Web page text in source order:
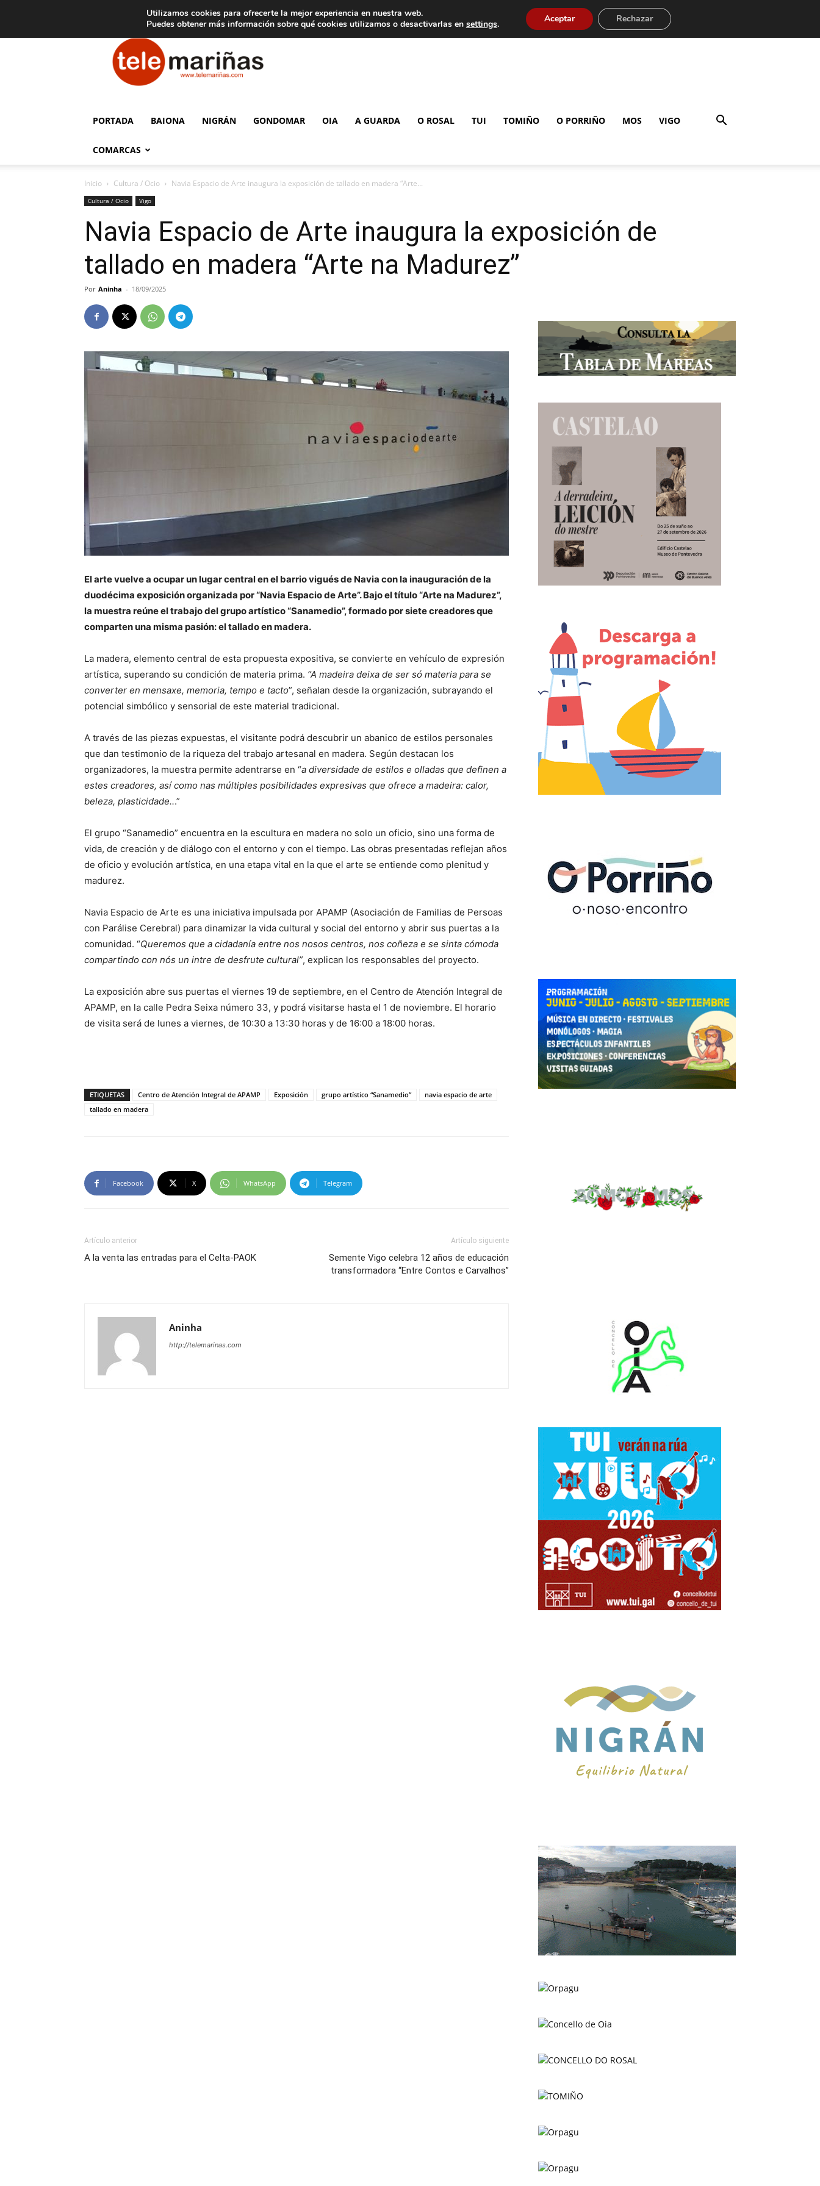
Aviso legal Tarifas de publicidad
Telemariñas
PORTADA BAIONA NIGRÁN GONDOMAR OIA A GUARDA O ROSAL TUI TOMIÑO O PORRIÑO MOS VIGO
COMARCAS
Inicio Cultura / Ocio Navia Espacio de Arte inaugura la exposición de tallado en madera “Arte...
Cultura / Ocio Vigo
Navia Espacio de Arte inaugura la exposición de
tallado en madera “Arte na Madurez”
Por Aninha - 18/09/2025
El arte vuelve a ocupar un lugar central en el barrio vigués de Navia con la inauguración de la
duodécima exposición organizada por “Navia Espacio de Arte”. Bajo el título “Arte na Madurez”,
la muestra reúne el trabajo del grupo artístico “Sanamedio”, formado por siete creadores que
comparten una misma pasión: el tallado en madera.
La madera, elemento central de esta propuesta expositiva, se convierte en vehículo de expresión
artística, superando su condición de materia prima. “A madeira deixa de ser só materia para se
converter en mensaxe, memoria, tempo e tacto”, señalan desde la organización, subrayando el
potencial simbólico y sensorial de este material tradicional.
A través de las piezas expuestas, el visitante podrá descubrir un abanico de estilos personales
que dan testimonio de la riqueza del trabajo artesanal en madera. Según destacan los
organizadores, la muestra permite adentrarse en “a diversidade de estilos e olladas que definen a
estes creadores, así como nas múltiples posibilidades expresivas que ofrece a madeira: calor,
beleza, plasticidade...”
El grupo “Sanamedio” encuentra en la escultura en madera no solo un oficio, sino una forma de
vida, de creación y de diálogo con el entorno y con el tiempo. Las obras presentadas reflejan años
de oficio y evolución artística, en una etapa vital en la que el arte se entiende como plenitud y
madurez.
Navia Espacio de Arte es una iniciativa impulsada por APAMP (Asociación de Familias de Persoas
con Parálise Cerebral) para dinamizar la vida cultural y social del entorno y abrir sus puertas a la
comunidad. “Queremos que a cidadanía entre nos nosos centros, nos coñeza e se sinta cómoda
compartindo con nós un intre de desfrute cultural”, explican los responsables del proyecto.
La exposición abre sus puertas el viernes 19 de septiembre, en el Centro de Atención Integral de
APAMP, en la calle Pedra Seixa número 33, y podrá visitarse hasta el 1 de noviembre. El horario
de visita será de lunes a viernes, de 10:30 a 13:30 horas y de 16:00 a 18:00 horas.
ETIQUETAS Centro de Atención Integral de APAMP Exposición grupo artístico “Sanamedio”
navia espacio de arte
tallado en madera
Facebook X WhatsApp Telegram
Artículo anterior
A la venta las entradas para el Celta-PAOK
Artículo siguiente
Semente Vigo celebra 12 años de educación
transformadora “Entre Contos e Carvalhos”
Aninha
http://telemarinas.com
Utilizamos cookies para ofrecerte la mejor experiencia en nuestra web.
Puedes obtener más información sobre qué cookies utilizamos o desactivarlas en settings. Aceptar Rechazar